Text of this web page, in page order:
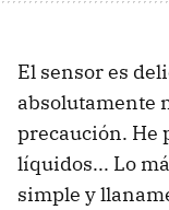
El sensor es
absolutamente
precaución. He
líquidos... Lo
simple y